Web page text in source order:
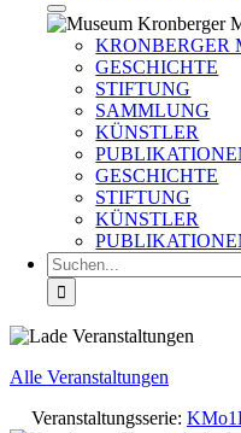
KRONBERGER
GESCHICHTE
STIFTUNG
SAMMLUNG
KÜNSTLER
GESCHICHTE
STIFTUNG
KÜNSTLER
Suche
nach:
Alle Veranstaltungen
Veranstaltungsserie: